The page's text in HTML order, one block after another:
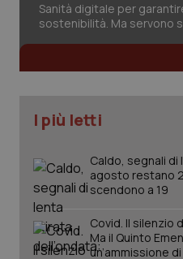
Sanità digitale per
sostenibilità. Ma servono
I più letti
Caldo, segnali
agosto restano
scendono a 19
Covid. Il silenzio
Ma il Quinto
un’ammissione